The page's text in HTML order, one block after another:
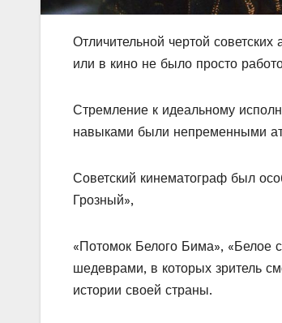
Отличительной чертой
или в кино не было просто
Стремление к идеальному
навыками были непременными
Советский кинематограф был
Грозный»,
«Потомок Белого Бима», «Белое
шедеврами, в которых зритель
истории своей страны.